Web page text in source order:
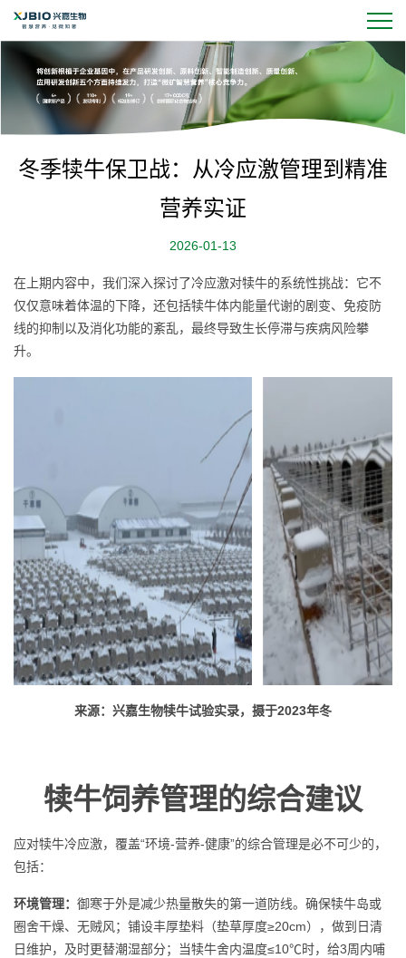
冬季犊牛保卫战：从冷应激管理到精准
营养实证
2026-01-13
在上期内容中，我们深入探讨了冷应激对犊牛的系统性挑战：它不
仅仅意味着体温的下降，还包括犊牛体内能量代谢的剧变、免疫防
线的抑制以及消化功能的紊乱，最终导致生长停滞与疾病风险攀
升。
来源：兴嘉生物犊牛试验实录，摄于2023年冬
犊牛饲养管理的综合建议
应对犊牛冷应激，覆盖“环境-营养-健康”的综合管理是必不可少的，
包括：
环境管理： 御寒于外是减少热量散失的第一道防线。确保犊牛岛或
圈舍干燥、无贼风；铺设丰厚垫料（垫草厚度≥20cm），做到日清
日维护，及时更替潮湿部分；当犊牛舍内温度≤10℃时，给3周内哺